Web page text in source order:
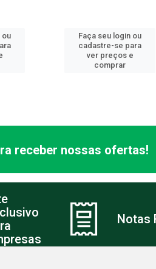
ou
Faça seu login ou
cadastre-se para
ver preços e
comprar
receber nossas ofertas!
Notas